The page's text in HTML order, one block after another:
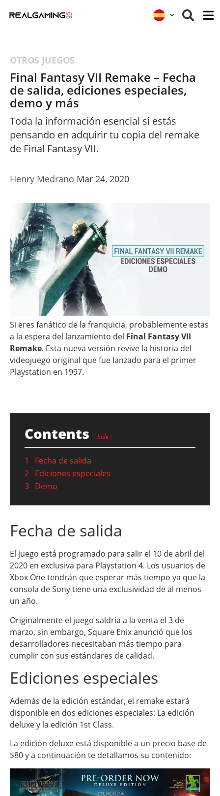
OTROS JUEGOS
Final Fantasy VII Remake – Fecha
de salida, ediciones especiales,
demo y más
Toda la información esencial si estás
pensando en adquirir tu copia del remake
de Final Fantasy VII.
Henry Medrano Mar 24, 2020
Si eres fanático de la franquicia, probablemente estas
a la espera del lanzamiento del Final Fantasy VII
Remake. Esta nueva versión revive la historia del
videojuego original que fue lanzado para el primer
Playstation en 1997.
Contents hide
1
Fecha de salida
2 Ediciones especiales
3 Demo
Fecha de salida
El juego está programado para salir el 10 de abril del
2020 en exclusiva para Playstation 4. Los usuarios de
Xbox One tendrán que esperar más tiempo ya que la
consola de Sony tiene una exclusividad de al menos
un año.
Originalmente el juego saldría a la venta el 3 de
marzo, sin embargo, Square Enix anunció que los
desarrolladores necesitaban más tiempo para
cumplir con sus estándares de calidad.
Ediciones especiales
Además de la edición estándar, el remake estará
disponible en dos ediciones especiales: La edición
deluxe y la edición 1st Class.
La edición deluxe está disponible a un precio base de
$80 y a continuación te detallamos su contenido: